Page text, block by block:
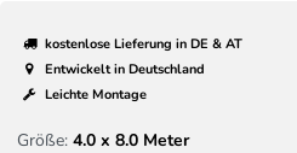
kostenlose Lieferung in DE & AT
Entwickelt in Deutschland
Leichte Montage
Größe: 4.0 x 8.0 Meter